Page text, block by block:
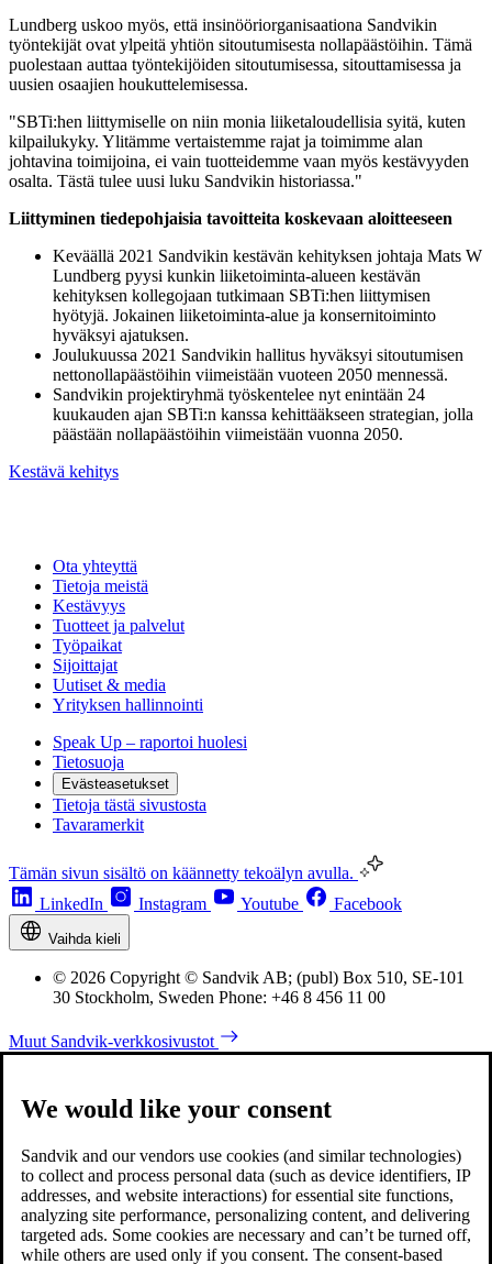
Lundberg uskoo myös, että insinööriorganisaationa Sandvikin
työntekijät ovat ylpeitä yhtiön sitoutumisesta nollapäästöihin. Tämä
puolestaan auttaa työntekijöiden sitoutumisessa, sitouttamisessa ja
uusien osaajien houkuttelemisessa.
"SBTi:hen liittymiselle on niin monia liiketaloudellisia syitä, kuten
kilpailukyky. Ylitämme vertaistemme rajat ja toimimme alan
johtavina toimijoina, ei vain tuotteidemme vaan myös kestävyyden
osalta. Tästä tulee uusi luku Sandvikin historiassa."
Liittyminen tiedepohjaisia tavoitteita koskevaan aloitteeseen
Keväällä 2021 Sandvikin kestävän kehityksen johtaja Mats W
Lundberg pyysi kunkin liiketoiminta-alueen kestävän
kehityksen kollegojaan tutkimaan SBTi:hen liittymisen
hyötyjä. Jokainen liiketoiminta-alue ja konsernitoiminto
hyväksyi ajatuksen.
Joulukuussa 2021 Sandvikin hallitus hyväksyi sitoutumisen
nettonollapäästöihin viimeistään vuoteen 2050 mennessä.
Sandvikin projektiryhmä työskentelee nyt enintään 24
kuukauden ajan SBTi:n kanssa kehittääkseen strategian, jolla
päästään nollapäästöihin viimeistään vuonna 2050.
Kestävä kehitys
Ota yhteyttä
Tietoja meistä
Kestävyys
Tuotteet ja palvelut
Työpaikat
Sijoittajat
Uutiset & media
Yrityksen hallinnointi
Speak Up – raportoi huolesi
Tietosuoja
Evästeasetukset
Tietoja tästä sivustosta
Tavaramerkit
Tämän sivun sisältö on käännetty tekoälyn avulla.
LinkedIn
Instagram Youtube Facebook
Vaihda kieli
© 2026 Copyright © Sandvik AB; (publ) Box 510, SE-101
30 Stockholm, Sweden Phone: +46 8 456 11 00
Muut Sandvik-verkkosivustot
We would like your consent
Sandvik and our vendors use cookies (and similar technologies)
to collect and process personal data (such as device identifiers, IP
addresses, and website interactions) for essential site functions,
analyzing site performance, personalizing content, and delivering
targeted ads. Some cookies are necessary and can’t be turned off,
while others are used only if you consent. The consent-based